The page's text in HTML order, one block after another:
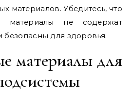
материалов. Убедитесь, что
материалы не содержат
для здоровья.
материалы для